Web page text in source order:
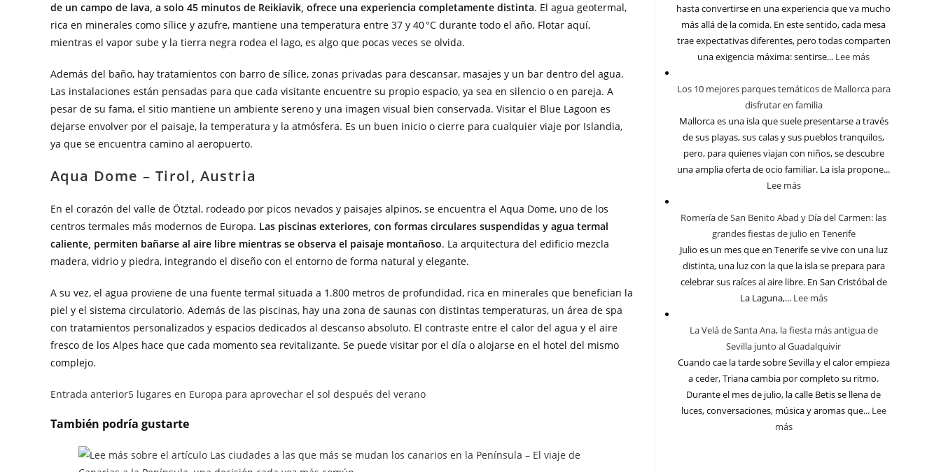
de un campo de lava, a solo 45 minutos de Reikiavik, ofrece una experiencia completamente distinta. El agua geotermal,
rica en minerales como sílice y azufre, mantiene una temperatura entre 37 y 40 °C durante todo el año. Flotar aquí,
mientras el vapor sube y la tierra negra rodea el lago, es algo que pocas veces se olvida.
Además del baño, hay tratamientos con barro de sílice, zonas privadas para descansar, masajes y un bar dentro del agua.
Las instalaciones están pensadas para que cada visitante encuentre su propio espacio, ya sea en silencio o en pareja. A
pesar de su fama, el sitio mantiene un ambiente sereno y una imagen visual bien conservada. Visitar el Blue Lagoon es
dejarse envolver por el paisaje, la temperatura y la atmósfera. Es un buen inicio o cierre para cualquier viaje por Islandia,
ya que se encuentra camino al aeropuerto.
Aqua Dome – Tirol, Austria
En el corazón del valle de Ötztal, rodeado por picos nevados y paisajes alpinos, se encuentra el Aqua Dome, uno de los
centros termales más modernos de Europa. Las piscinas exteriores, con formas circulares suspendidas y agua termal
caliente, permiten bañarse al aire libre mientras se observa el paisaje montañoso. La arquitectura del edificio mezcla
madera, vidrio y piedra, integrando el diseño con el entorno de forma natural y elegante.
A su vez, el agua proviene de una fuente termal situada a 1.800 metros de profundidad, rica en minerales que benefician la
piel y el sistema circulatorio. Además de las piscinas, hay una zona de saunas con distintas temperaturas, un área de spa
con tratamientos personalizados y espacios dedicados al descanso absoluto. El contraste entre el calor del agua y el aire
fresco de los Alpes hace que cada momento sea revitalizante. Se puede visitar por el día o alojarse en el hotel del mismo
complejo.
Entrada anterior5 lugares en Europa para aprovechar el sol después del verano
También podría gustarte
hasta convertirse en una experiencia que va mucho
más allá de la comida. En este sentido, cada mesa
trae expectativas diferentes, pero todas comparten
una exigencia máxima: sentirse... Lee más
Los 10 mejores parques temáticos de Mallorca para
disfrutar en familia
Mallorca es una isla que suele presentarse a través
de sus playas, sus calas y sus pueblos tranquilos,
pero, para quienes viajan con niños, se descubre
una amplia oferta de ocio familiar. La isla propone...
Lee más
Romería de San Benito Abad y Día del Carmen: las
grandes fiestas de julio en Tenerife
Julio es un mes que en Tenerife se vive con una luz
distinta, una luz con la que la isla se prepara para
celebrar sus raíces al aire libre. En San Cristóbal de
La Laguna,... Lee más
La Velá de Santa Ana, la fiesta más antigua de
Sevilla junto al Guadalquivir
Cuando cae la tarde sobre Sevilla y el calor empieza
a ceder, Triana cambia por completo su ritmo.
Durante el mes de julio, la calle Betis se llena de
luces, conversaciones, música y aromas que... Lee
más